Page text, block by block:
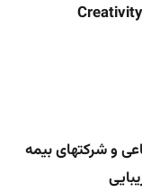
Creativity
و شرکتهای بیمه